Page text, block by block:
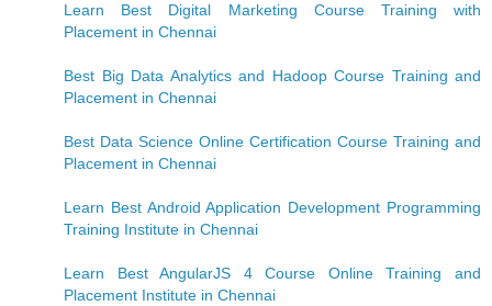
Learn Best Digital Marketing Course Training with
Placement in Chennai
Best Big Data Analytics and Hadoop Course Training and
Placement in Chennai
Best Data Science Online Certification Course Training and
Placement in Chennai
Learn Best Android Application Development Programming
Training Institute in Chennai
Learn Best AngularJS 4 Course Online Training and
Placement Institute in Chennai